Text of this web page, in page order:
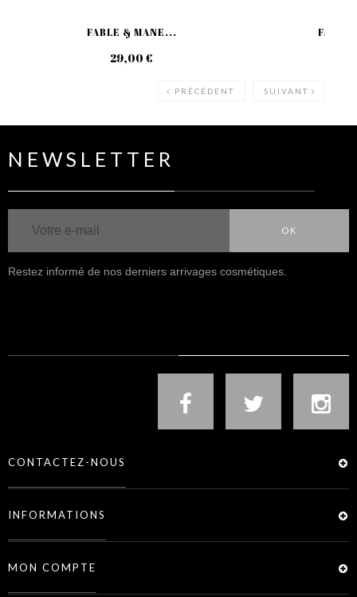
FABLE & MANE...
29,00 €
FABLE
PRÉCÉDENT SUIVANT
NEWSLETTER
OK
Restez informé de nos derniers arrivages cosmétiques.
CONTACTEZ-NOUS
INFORMATIONS
MON COMPTE